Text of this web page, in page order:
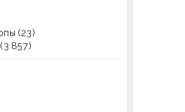
(23)
(3 857)